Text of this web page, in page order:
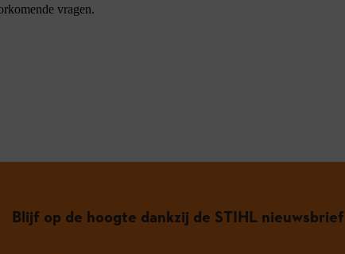
vragen.
Blijf op de hoogte dankzij de STIHL nieuwsbrief